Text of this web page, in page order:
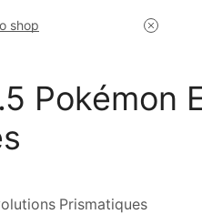
shop
Pokémon
Prismatiques